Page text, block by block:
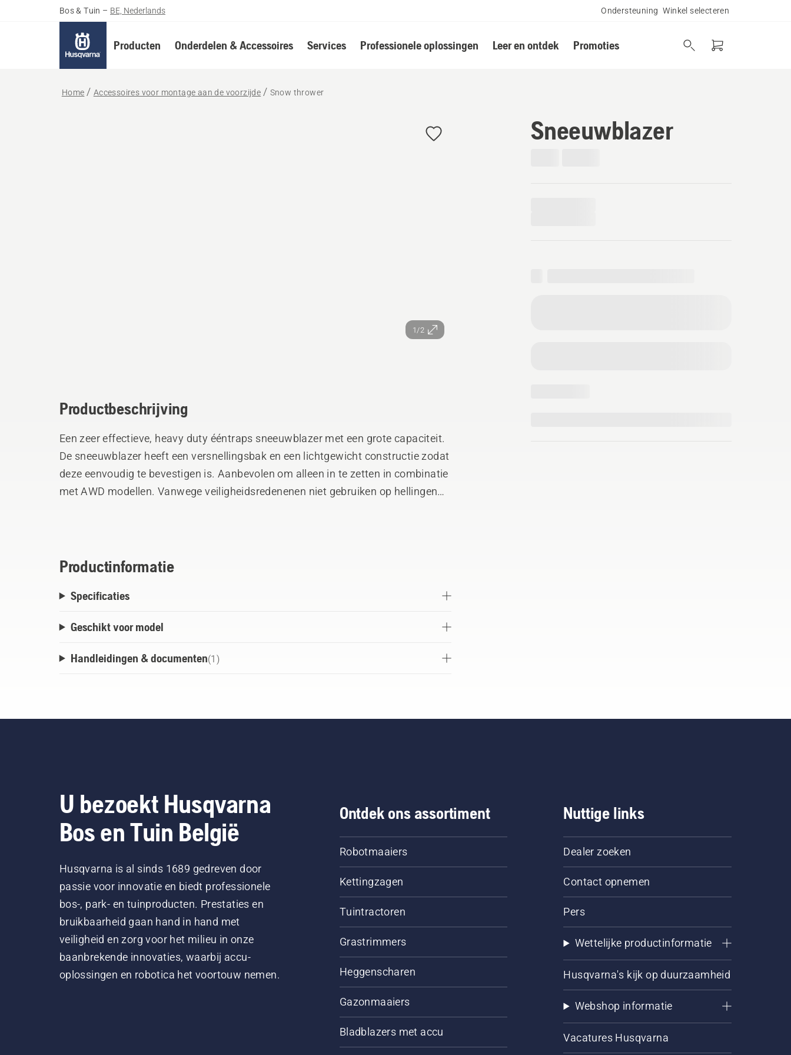
Bos & Tuin – BE, Nederlands Ondersteuning Winkel selecteren
Producten Onderdelen & Accessoires Services Professionele oplossingen Leer en ontdek Promoties
Home Accessoires voor montage aan de voorzijde Snow thrower
1/2
Sneeuwblazer
Productbeschrijving
Een zeer effectieve, heavy duty ééntraps sneeuwblazer met een grote capaciteit.
De sneeuwblazer heeft een versnellingsbak en een lichtgewicht constructie zodat
deze eenvoudig te bevestigen is. Aanbevolen om alleen in te zetten in combinatie
met AWD modellen. Vanwege veiligheidsredenenen niet gebruiken op hellingen
Productinformatie
Specificaties
Geschikt voor model
Handleidingen & documenten(1 )
U bezoekt Husqvarna
Bos en Tuin België
Husqvarna is al sinds 1689 gedreven door
passie voor innovatie en biedt professionele
bos-, park- en tuinproducten. Prestaties en
bruikbaarheid gaan hand in hand met
veiligheid en zorg voor het milieu in onze
baanbrekende innovaties, waarbij accu-
oplossingen en robotica het voortouw nemen.
Ontdek ons assortiment
Robotmaaiers
Kettingzagen
Tuintractoren
Grastrimmers
Heggenscharen
Gazonmaaiers
Bladblazers met accu
Nuttige links
Dealer zoeken
Contact opnemen
Pers
Wettelijke productinformatie
Husqvarna's kijk op duurzaamheid
Webshop informatie
Vacatures Husqvarna